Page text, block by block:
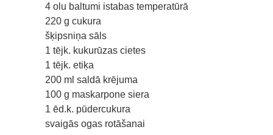
4 olu baltumi istabas temperatūrā
220 g cukura
šķipsniņa sāls
1 tējk. kukurūzas cietes
1 tējk. etiķa
200 ml saldā krējuma
100 g maskarpone siera
1 ēd.k. pūdercukura
svaigās ogas rotāšanai